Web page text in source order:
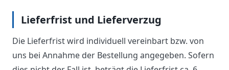
Lieferfrist und Lieferverzug
Die Lieferfrist wird individuell vereinbart bzw. von
uns bei Annahme der Bestellung angegeben. Sofern